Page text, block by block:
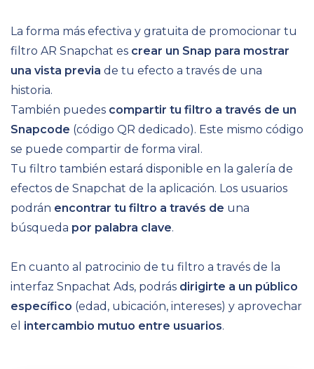
La forma más efectiva y gratuita de promocionar tu
filtro AR Snapchat es crear un Snap para mostrar
una vista previa de tu efecto a través de una
historia.
También puedes compartir tu filtro a través de un
Snapcode (código QR dedicado). Este mismo código
se puede compartir de forma viral.
Tu filtro también estará disponible en la galería de
efectos de Snapchat de la aplicación. Los usuarios
podrán encontrar tu filtro a través de una
búsqueda por palabra clave.
En cuanto al patrocinio de tu filtro a través de la
interfaz Snpachat Ads, podrás dirigirte a un público
específico (edad, ubicación, intereses) y aprovechar
el intercambio mutuo entre usuarios.